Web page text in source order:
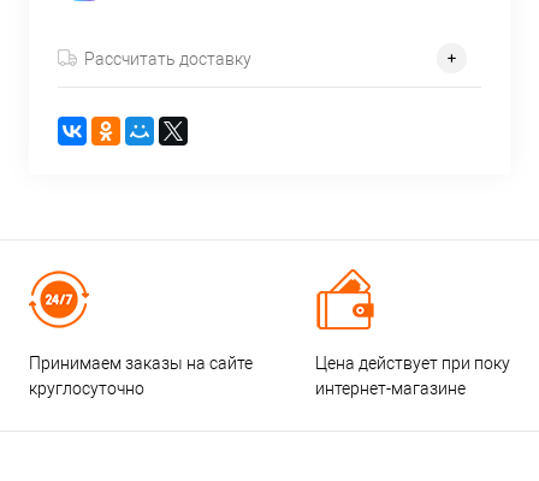
Рассчитать доставку
Принимаем заказы на сайте
круглосуточно
Цена действует при
интернет-магазине